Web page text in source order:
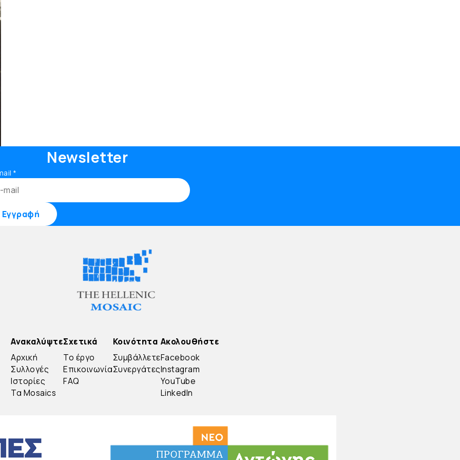
Newsletter
*
Ανακαλύψτε
Αρχική
Συλλογές
Ιστορίες
Τα Mosaics
Σχετικά
Το έργο
Επικοινωνία
FAQ
Κοινότητα
Συμβάλλετε
Συνεργάτες
Ακολουθήστε
Facebook
Instagram
YouTube
LinkedIn